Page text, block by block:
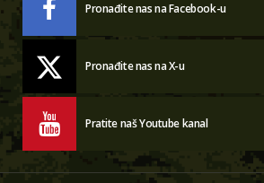
Pronađite nas na Facebook-u
Pronađite nas na X-u
Pratite naš Youtube kanal